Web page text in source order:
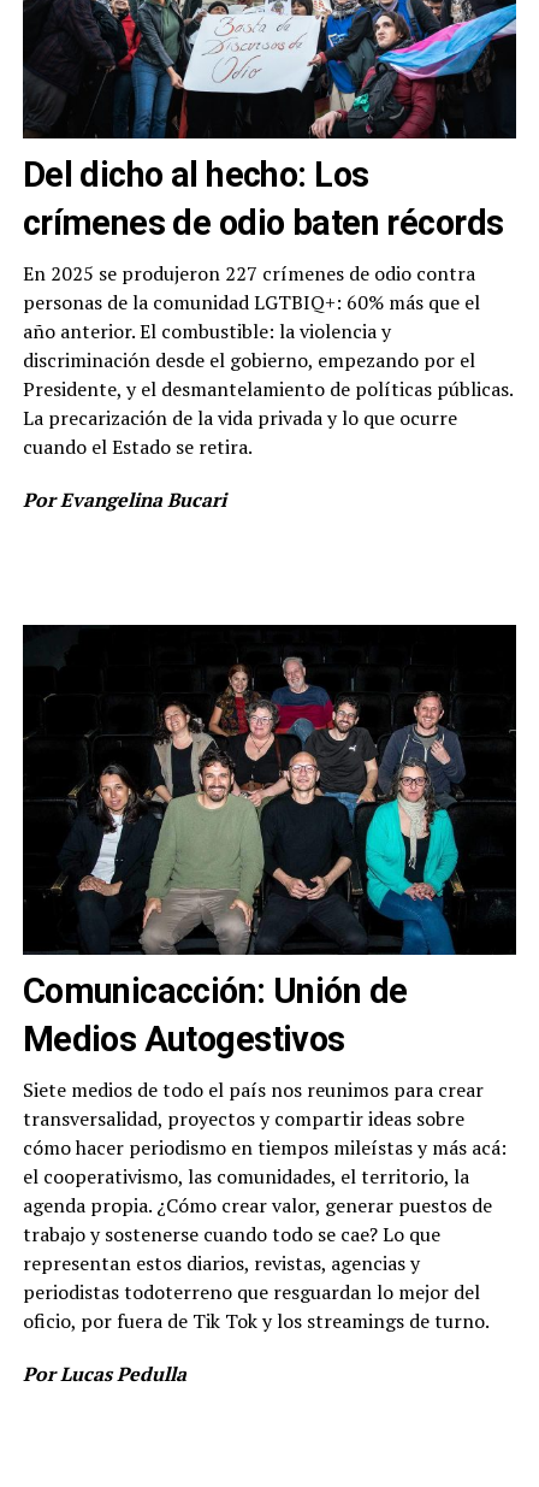
Del dicho al hecho: Los
crímenes de odio baten récords
En 2025 se produjeron 227 crímenes de odio contra
personas de la comunidad LGTBIQ+: 60% más que el
año anterior. El combustible: la violencia y
discriminación desde el gobierno, empezando por el
Presidente, y el desmantelamiento de políticas públicas.
La precarización de la vida privada y lo que ocurre
cuando el Estado se retira.
Por Evangelina Bucari
Comunicacción: Unión de
Medios Autogestivos
Siete medios de todo el país nos reunimos para crear
transversalidad, proyectos y compartir ideas sobre
cómo hacer periodismo en tiempos mileístas y más acá:
el cooperativismo, las comunidades, el territorio, la
agenda propia. ¿Cómo crear valor, generar puestos de
trabajo y sostenerse cuando todo se cae? Lo que
representan estos diarios, revistas, agencias y
periodistas todoterreno que resguardan lo mejor del
oficio, por fuera de Tik Tok y los streamings de turno.
Por Lucas Pedulla